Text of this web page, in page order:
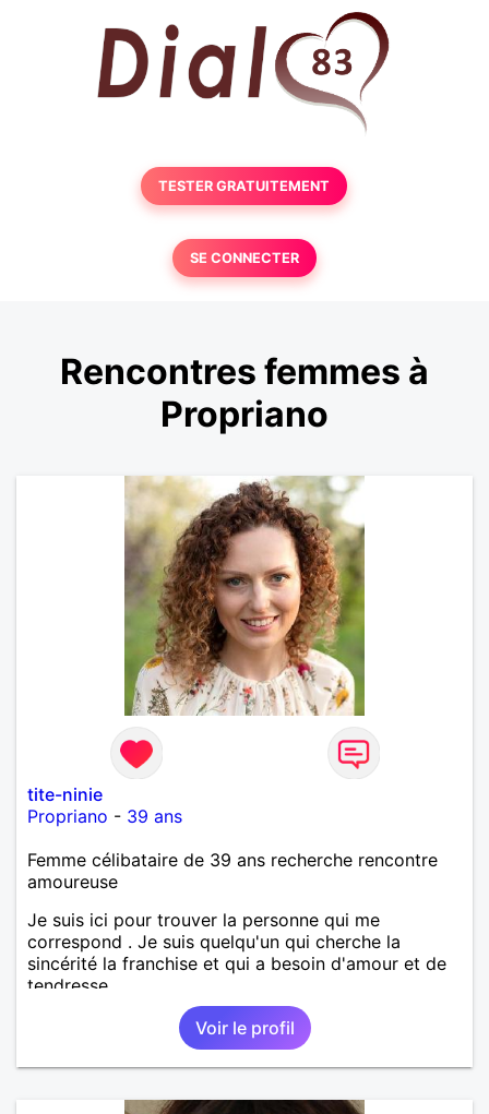
TESTER GRATUITEMENT
SE CONNECTER
Rencontres femmes à
Propriano
tite-ninie
Propriano - 39 ans
Femme célibataire de 39 ans recherche rencontre
amoureuse
Je suis ici pour trouver la personne qui me
correspond . Je suis quelqu'un qui cherche la
sincérité la franchise et qui a besoin d'amour et de
tendresse.
Voir le profil